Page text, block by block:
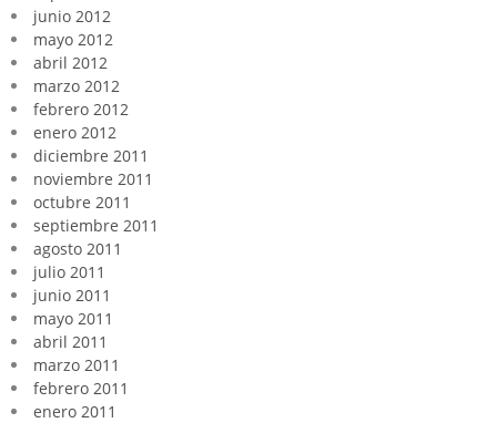
junio 2012
mayo 2012
abril 2012
marzo 2012
febrero 2012
enero 2012
diciembre 2011
noviembre 2011
octubre 2011
septiembre 2011
agosto 2011
julio 2011
junio 2011
mayo 2011
abril 2011
marzo 2011
febrero 2011
enero 2011